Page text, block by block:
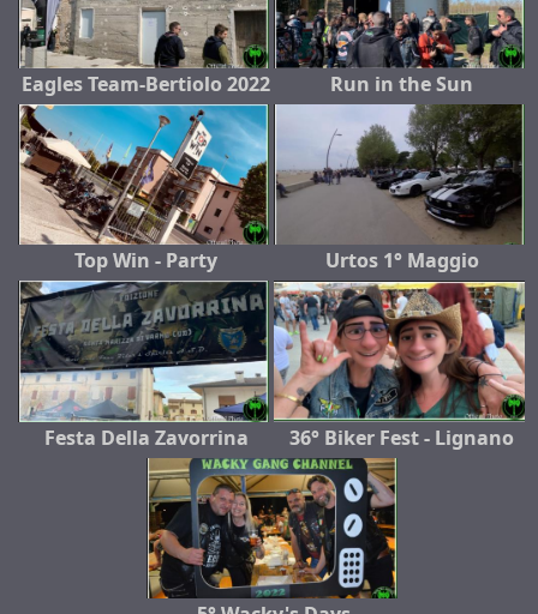
Eagles Team-Bertiolo 2022 Run in the Sun
Top Win - Party Urtos 1° Maggio
Festa Della Zavorrina 36° Biker Fest - Lignano